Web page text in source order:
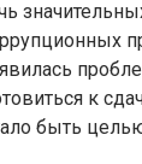
к
быть